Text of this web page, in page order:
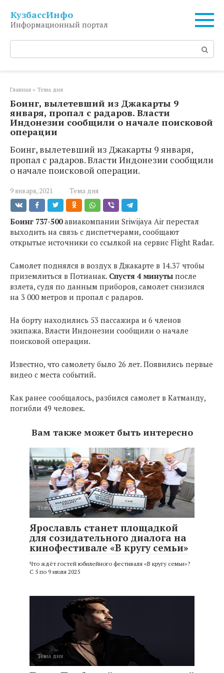
контенту
КузбассИнфо
Информационный портал
Поиск:
Главная » Тема дня
Боинг, вылетевший из Джакарты 9
января, пропал с радаров. Власти
Индонезии сообщили о начале поисковой
операции
Боинг, вылетевший из Джакарты 9 января,
пропал с радаров. Власти Индонезии сообщили
о начале поисковой операции.
9 января, 2021 Тема дня
Боинг 737-500авиакомпании Sriwijaya Air перестал
выходить на связь с диспетчерами, сообщают
открытые источники со ссылкой на сервис Flight Radar.
Самолет поднялся в воздух в Джакарте в 14.37 чтобы
приземлиться в Потианак. Спустя 4 минуты после
взлета, судя по данным приборов, самолет снизился
на 3 000 метров и пропал с радаров.
На борту находились 53 пассажира и 6 членов
экипажа. Власти Индонезии сообщили о начале
поисковой операции.
Известно, что самолету было 26 лет. Появились первые
видео с места событий.
Как ранее сообщалось, разбился самолет в Катманду,
погибли 49 человек.
Вам также может быть интересно
Тема дня
Ярославль станет площадкой
для созидательного диалога на
кинофестивале «В кругу семьи»
Что ждёт гостей юбилейного фестиваля «В кругу семьи»?
С 5 по 9 июля 2025
Тема дня